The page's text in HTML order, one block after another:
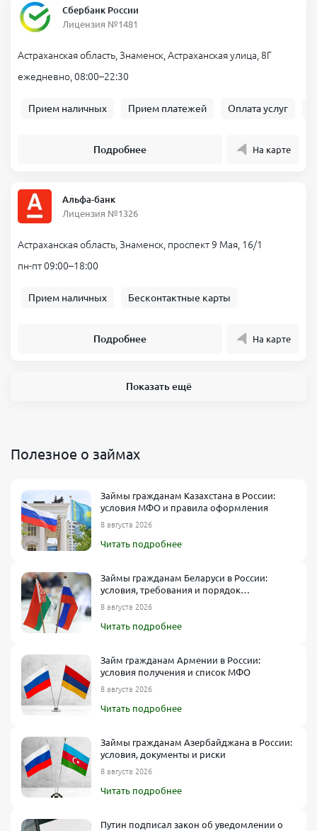
Акция «Первый займ под 0%» действует во всех крупных сетях
микрозаймов, представленных в Знаменске.
Получите деньги прямо сейчас
Выбирайте удобную сумму, срок и получайте деньги на карту
Материал подготовлен финансовым экспертом сервиса
Сергеева Марина Александровна
Эксперт по микрозаймам и МФО
работают по лицензии ЦБ РФ. Внимательно читайте условия
учитывайте риски. Можете проверить компанию в
Сбербанк России
Лицензия №1481
Астраханская область, Знаменск, Астраханская улица, 8Г
ежедневно, 08:00–22:30
Прием наличных Прием платежей Оплата услуг
Подробнее На карте
Альфа-банк
Лицензия №1326
Астраханская область, Знаменск, проспект 9 Мая, 16/1
пн-пт 09:00–18:00
Прием наличных Бесконтактные карты
Подробнее На карте
Показать ещё
Полезное о займах
Займы гражданам Казахстана в России:
условия МФО и правила оформления
8 августа 2026
Читать подробнее
Займы гражданам Беларуси в России:
условия, требования и порядок
оформления
8 августа 2026
Читать подробнее
Займ гражданам Армении в России:
условия получения и список МФО
8 августа 2026
Читать подробнее
Займы гражданам Азербайджана в России:
условия, документы и риски
8 августа 2026
Читать подробнее
Путин подписал закон об уведомлении о